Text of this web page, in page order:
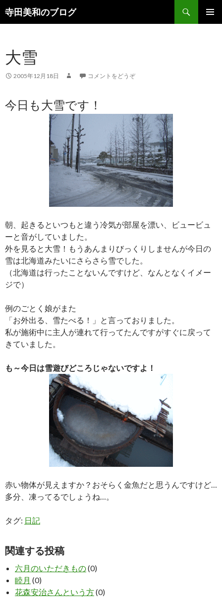
寺田美和のブログ
検
索
ツ
へ
大雪
2005年12月18日 コメントをどうぞ
今日も大雪です！
朝、起きるといつもと違う冷気が部屋を漂い、ビュービュ
ーと音がしていました。
外を見ると大雪！もうあんまりびっくりしませんが今日の
雪は北海道みたいにさらさら雪でした。
（北海道は行ったことないんですけど、なんとなくイメー
ジで）
例のごとく娘がまた
「お外出る、雪たべる！」と言っておりました。
私が施術中に主人が連れて行ってたんですがすぐに戻って
きていました。
も～今日は雪遊びどころじゃないですよ！
赤い物体が見えますか？おそらく金魚だと思うんですけど…
多分、凍ってるでしょうね…。
タグ: 日記
関連する投稿
六月のいただきもの(0)
睦月 (0)
花森安治さんという方(0)